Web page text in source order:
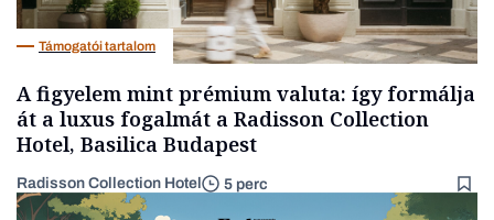
Támogatói tartalom
A figyelem mint prémium valuta: így formálja
át a luxus fogalmát a Radisson Collection
Hotel, Basilica Budapest
Radisson Collection Hotel 5 perc